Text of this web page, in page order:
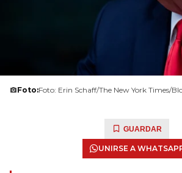
Foto:Foto: Erin Schaff/The New York Times/
GUARDAR
UNIRSE A